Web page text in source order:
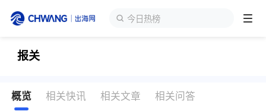
今日热榜
跨境展会
出海服务
报关
概览 相关快讯 相关文章 相关问答